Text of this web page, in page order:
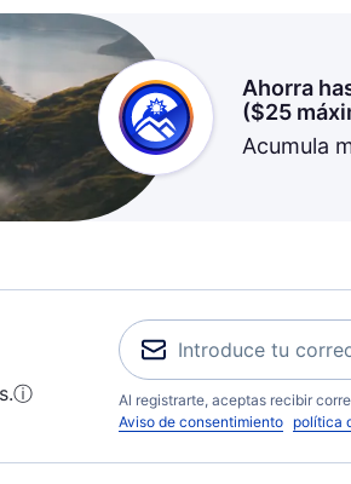
Ahorra
($25
Acumula
ⓘ
Al registrarte, aceptas recibir
Aviso de consentimiento política